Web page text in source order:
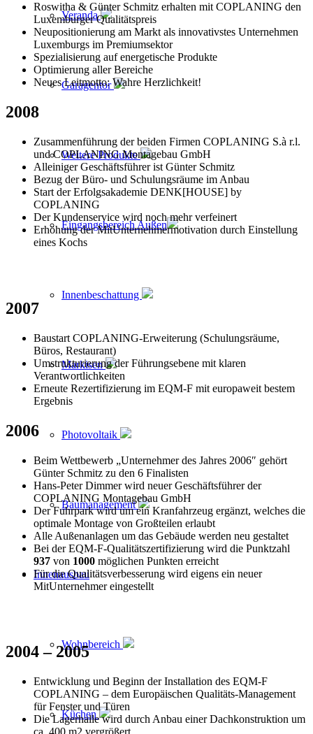
Veranda
Garagentor
Weitere Produkte
Eingangsbereich Außen
Innenbeschattung
Markisen
Photovoltaik
Baumanagement
Innenausbau
Wohnbereich
Küchen
Roswitha & Günter Schmitz erhalten mit COPLANING den
Luxemburger Qualitätspreis
Neupositionierung am Markt als innovativstes Unternehmen
Luxemburgs im Premiumsektor
Spezialisierung auf energetische Produkte
Optimierung aller Bereiche
Neues Leitmotto: Wahre Herzlichkeit!
2008
Zusammenführung der beiden Firmen COPLANING S.à r.l.
und COPLANING Montagebau GmbH
Alleiniger Geschäftsführer ist Günter Schmitz
Bezug der Büro- und Schulungsräume im Anbau
Start der Erfolgsakademie DENK[HOUSE] by
COPLANING
Der Kundenservice wird noch mehr verfeinert
Erhöhung der MitUnternehmermotivation durch Einstellung
eines Kochs
2007
Baustart COPLANING-Erweiterung (Schulungsräume,
Büros, Restaurant)
Umstrukturierung der Führungsebene mit klaren
Verantwortlichkeiten
Erneute Rezertifizierung im EQM-F mit europaweit bestem
Ergebnis
2006
Beim Wettbewerb „Unternehmer des Jahres 2006″ gehört
Günter Schmitz zu den 6 Finalisten
Hans-Peter Dimmer wird neuer Geschäftsführer der
COPLANING Montagebau GmbH
Der Fuhrpark wird um ein Kranfahrzeug ergänzt, welches die
optimale Montage von Großteilen erlaubt
Alle Außenanlagen um das Gebäude werden neu gestaltet
Bei der EQM-F-Qualitätszertifizierung wird die Punktzahl
937 von 1000 möglichen Punkten erreicht
Für die Qualitätsverbesserung wird eigens ein neuer
MitUnternehmer eingestellt
2004 – 2005
Entwicklung und Beginn der Installation des EQM-F
COPLANING – dem Europäischen Qualitäts-Management
für Fenster und Türen
Die Lagerhalle wird durch Anbau einer Dachkonstruktion um